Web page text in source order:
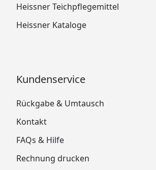
Heissner Teichpflegemittel
Heissner Kataloge
Kundenservice
Rückgabe & Umtausch
Kontakt
FAQs & Hilfe
Rechnung drucken